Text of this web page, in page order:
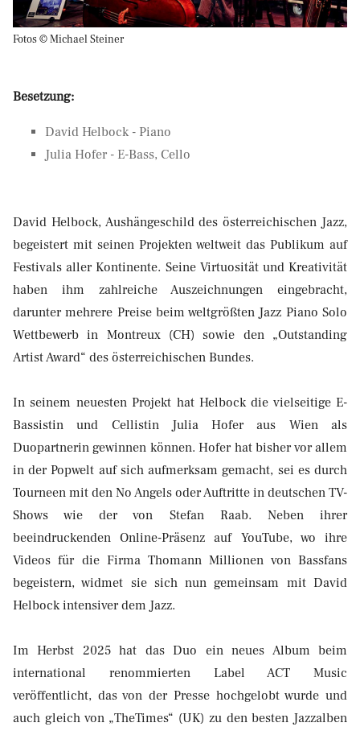
Fotos © Michael Steiner
Besetzung:
David Helbock - Piano
Julia Hofer - E-Bass, Cello
David Helbock, Aushängeschild des österreichischen Jazz,
begeistert mit seinen Projekten weltweit das Publikum auf
Festivals aller Kontinente. Seine Virtuosität und Kreativität
haben ihm zahlreiche Auszeichnungen eingebracht,
darunter mehrere Preise beim weltgrößten Jazz Piano Solo
Wettbewerb in Montreux (CH) sowie den „Outstanding
Artist Award“ des österreichischen Bundes.
In seinem neuesten Projekt hat Helbock die vielseitige E-
Bassistin und Cellistin Julia Hofer aus Wien als
Duopartnerin gewinnen können. Hofer hat bisher vor allem
in der Popwelt auf sich aufmerksam gemacht, sei es durch
Tourneen mit den No Angels oder Auftritte in deutschen TV-
Shows wie der von Stefan Raab. Neben ihrer
beeindruckenden Online-Präsenz auf YouTube, wo ihre
Videos für die Firma Thomann Millionen von Bassfans
begeistern, widmet sie sich nun gemeinsam mit David
Helbock intensiver dem Jazz.
Im Herbst 2025 hat das Duo ein neues Album beim
international renommierten Label ACT Music
veröffentlicht, das von der Presse hochgelobt wurde und
auch gleich von „TheTimes“ (UK) zu den besten Jazzalben